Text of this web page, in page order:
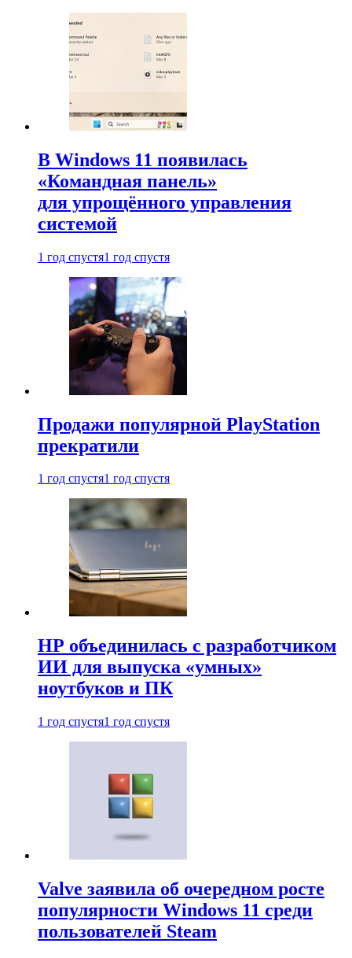
В Windows 11 появилась
«Командная панель»
для упрощённого управления
системой
1 год спустя1 год спустя
Продажи популярной PlayStation
прекратили
1 год спустя1 год спустя
HP объединилась с разработчиком
ИИ для выпуска «умных»
ноутбуков и ПК
1 год спустя1 год спустя
Valve заявила об очередном росте
популярности Windows 11 среди
пользователей Steam